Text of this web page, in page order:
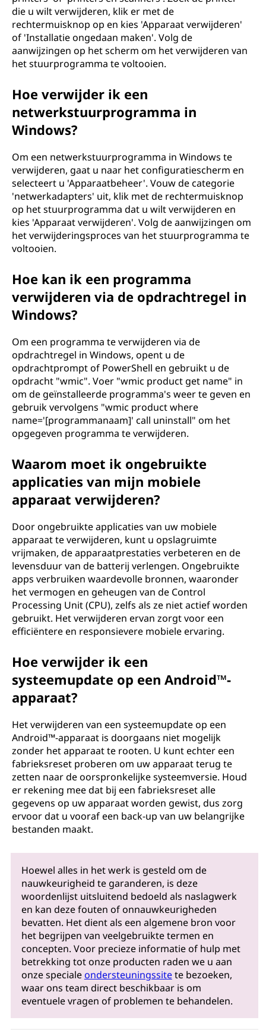
die u wilt verwijderen, klik er met de
rechtermuisknop op en kies 'Apparaat verwijderen'
of 'Installatie ongedaan maken'. Volg de
aanwijzingen op het scherm om het verwijderen van
het stuurprogramma te voltooien.
Hoe verwijder ik een
netwerkstuurprogramma in
Windows?
Om een netwerkstuurprogramma in Windows te
verwijderen, gaat u naar het configuratiescherm en
selecteert u 'Apparaatbeheer'. Vouw de categorie
'netwerkadapters' uit, klik met de rechtermuisknop
op het stuurprogramma dat u wilt verwijderen en
kies 'Apparaat verwijderen'. Volg de aanwijzingen om
het verwijderingsproces van het stuurprogramma te
voltooien.
Hoe kan ik een programma
verwijderen via de opdrachtregel in
Windows?
Om een programma te verwijderen via de
opdrachtregel in Windows, opent u de
opdrachtprompt of PowerShell en gebruikt u de
opdracht "wmic". Voer "wmic product get name" in
om de geïnstalleerde programma's weer te geven en
gebruik vervolgens "wmic product where
name='[programmanaam]' call uninstall" om het
opgegeven programma te verwijderen.
Waarom moet ik ongebruikte
applicaties van mijn mobiele
apparaat verwijderen?
Door ongebruikte applicaties van uw mobiele
apparaat te verwijderen, kunt u opslagruimte
vrijmaken, de apparaatprestaties verbeteren en de
levensduur van de batterij verlengen. Ongebruikte
apps verbruiken waardevolle bronnen, waaronder
het vermogen en geheugen van de Control
Processing Unit (CPU), zelfs als ze niet actief worden
gebruikt. Het verwijderen ervan zorgt voor een
efficiëntere en responsievere mobiele ervaring.
Hoe verwijder ik een
systeemupdate op een Android™-
apparaat?
Het verwijderen van een systeemupdate op een
Android™-apparaat is doorgaans niet mogelijk
zonder het apparaat te rooten. U kunt echter een
fabrieksreset proberen om uw apparaat terug te
zetten naar de oorspronkelijke systeemversie. Houd
er rekening mee dat bij een fabrieksreset alle
gegevens op uw apparaat worden gewist, dus zorg
ervoor dat u vooraf een back-up van uw belangrijke
bestanden maakt.
Hoewel alles in het werk is gesteld om de
nauwkeurigheid te garanderen, is deze
woordenlijst uitsluitend bedoeld als naslagwerk
en kan deze fouten of onnauwkeurigheden
bevatten. Het dient als een algemene bron voor
het begrijpen van veelgebruikte termen en
concepten. Voor precieze informatie of hulp met
betrekking tot onze producten raden we u aan
onze specialeondersteuningssitete bezoeken,
waar ons team direct beschikbaar is om
eventuele vragen of problemen te behandelen.